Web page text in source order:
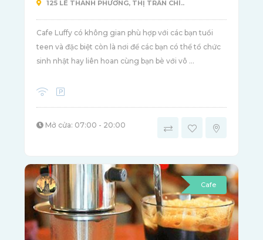
125 LÊ THÀNH PHƯƠNG, THỊ TRẤN CHÍ..
Cafe Luffy có không gian phù hợp với các bạn tuổi
teen và đặc biệt còn là nơi để các bạn có thể tổ chức
sinh nhật hay liên hoan cùng bạn bè với vô ...
Mở cửa: 07:00 - 20:00
Cafe